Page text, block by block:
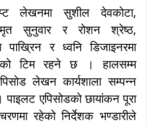
लेखनमा सुशील देवकोटा,
सुनुवार र रोशन श्रेष्ठ,
पाख्रिन र ध्वनि डिजाइनरमा
टिम रहने छ । हालसम्म
लेखन कार्यशाला सम्पन्न
एपिसोडको छायांकन पूरा
रहेको निर्देशक भण्डारीले